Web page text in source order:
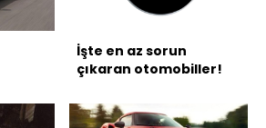
İşte en az sorun
çıkaran otomobiller!